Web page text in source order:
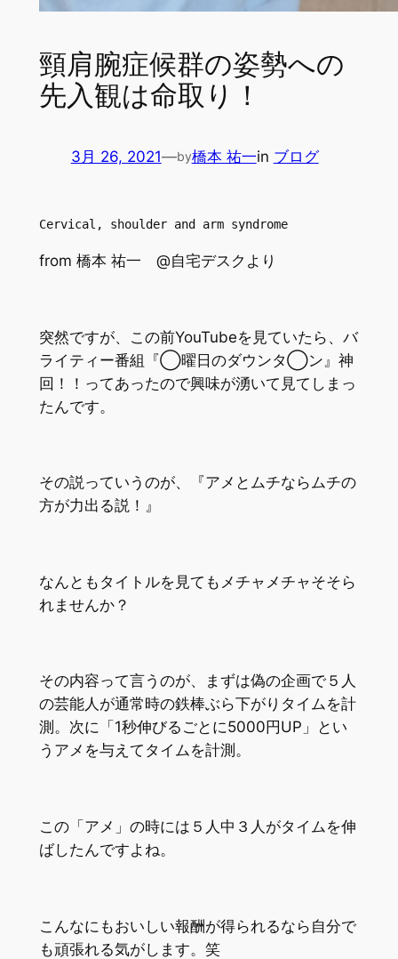
頸肩腕症候群の姿勢への
先入観は命取り！
3月 26, 2021—by橋本 祐一in ブログ
Cervical, shoulder and arm syndrome
from 橋本 祐一 @自宅デスクより
突然ですが、この前YouTubeを見ていたら、バ
ライティー番組『◯曜日のダウンタ◯ン』神
回！！ってあったので興味が湧いて見てしまっ
たんです。
その説っていうのが、『アメとムチならムチの
方が力出る説！』
なんともタイトルを見てもメチャメチャそそら
れませんか？
その内容って言うのが、まずは偽の企画で５人
の芸能人が通常時の鉄棒ぶら下がりタイムを計
測。次に「1秒伸びるごとに5000円UP」とい
うアメを与えてタイムを計測。
この「アメ」の時には５人中３人がタイムを伸
ばしたんですよね。
こんなにもおいしい報酬が得られるなら自分で
も頑張れる気がします。笑